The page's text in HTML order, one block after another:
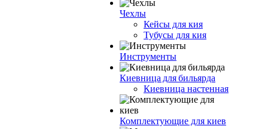
Чехлы
Кейсы для кия
Тубусы для кия
Инструменты
Киевница для бильярда
Киевница настенная
Комплектующие для киев